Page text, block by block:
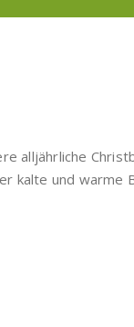
alljährliche
kalte und